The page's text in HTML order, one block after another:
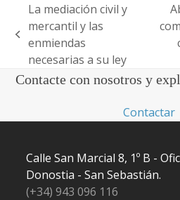
previous
post:
La mediación civil y
mercantil y las
enmiendas
necesarias a su ley
Contacte con nosotros y
Contactar
Calle San Marcial 8, 1º B -
Donostia - San Sebastián.
(+34) 943 096 116